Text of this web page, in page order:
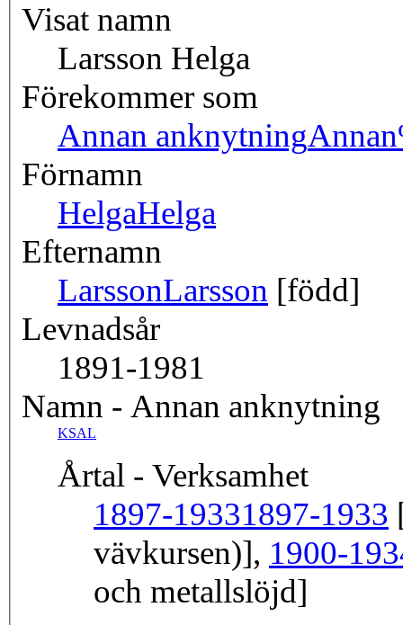
Visat namn
Larsson Helga
Förekommer som
Annan anknytning
Förnamn
HelgaHelga
Efternamn
LarssonLarsson [född]
Levnadsår
1891-1981
Namn - Annan anknytning
KSAL
Årtal - Verksamhet
1897-19331897-1933
vävkursen)], 1900-
och metallslöjd]